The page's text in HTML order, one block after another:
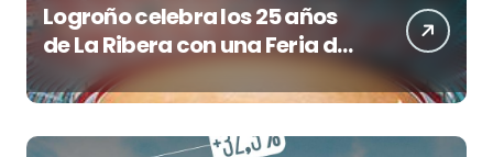
Logroño celebra los 25 años
de La Ribera con una Feria de
San Mateo de máxima
categoría